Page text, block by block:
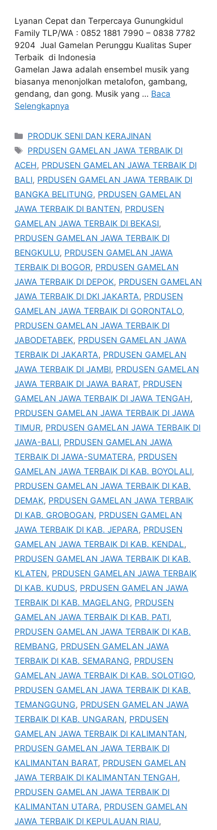
Lyanan Cepat dan Terpercaya Gunungkidul
Family TLP/WA : 0852 1881 7990 – 0838 7782
9204 Jual Gamelan Perunggu Kualitas Super
Terbaik di Indonesia
Gamelan Jawa adalah ensembel musik yang
biasanya menonjolkan metalofon, gambang,
gendang, dan gong. Musik yang … Baca
Selengkapnya
Kategori
PRODUK SENI DAN KERAJINAN
Tag
PRDUSEN GAMELAN JAWA TERBAIK DI
ACEH , PRDUSEN GAMELAN JAWA TERBAIK DI
BALI, PRDUSEN GAMELAN JAWA TERBAIK DI
BANGKA BELITUNG, PRDUSEN GAMELAN
JAWA TERBAIK DI BANTEN, PRDUSEN
GAMELAN JAWA TERBAIK DI BEKASI,
PRDUSEN GAMELAN JAWA TERBAIK DI
BENGKULU, PRDUSEN GAMELAN JAWA
TERBAIK DI BOGOR, PRDUSEN GAMELAN
JAWA TERBAIK DI DEPOK, PRDUSEN GAMELAN
JAWA TERBAIK DI DKI JAKARTA, PRDUSEN
GAMELAN JAWA TERBAIK DI GORONTALO,
PRDUSEN GAMELAN JAWA TERBAIK DI
JABODETABEK, PRDUSEN GAMELAN JAWA
TERBAIK DI JAKARTA, PRDUSEN GAMELAN
JAWA TERBAIK DI JAMBI, PRDUSEN GAMELAN
JAWA TERBAIK DI JAWA BARAT, PRDUSEN
GAMELAN JAWA TERBAIK DI JAWA TENGAH ,
PRDUSEN GAMELAN JAWA TERBAIK DI JAWA
TIMUR, PRDUSEN GAMELAN JAWA TERBAIK DI
JAWA-BALI, PRDUSEN GAMELAN JAWA
TERBAIK DI JAWA-SUMATERA, PRDUSEN
GAMELAN JAWA TERBAIK DI KAB. BOYOLALI,
PRDUSEN GAMELAN JAWA TERBAIK DI KAB.
DEMAK, PRDUSEN GAMELAN JAWA TERBAIK
DI KAB. GROBOGAN, PRDUSEN GAMELAN
JAWA TERBAIK DI KAB. JEPARA, PRDUSEN
GAMELAN JAWA TERBAIK DI KAB. KENDAL,
PRDUSEN GAMELAN JAWA TERBAIK DI KAB.
KLATEN, PRDUSEN GAMELAN JAWA TERBAIK
DI KAB. KUDUS, PRDUSEN GAMELAN JAWA
TERBAIK DI KAB. MAGELANG, PRDUSEN
GAMELAN JAWA TERBAIK DI KAB. PATI,
PRDUSEN GAMELAN JAWA TERBAIK DI KAB.
REMBANG, PRDUSEN GAMELAN JAWA
TERBAIK DI KAB. SEMARANG, PRDUSEN
GAMELAN JAWA TERBAIK DI KAB. SOLOTIGO,
PRDUSEN GAMELAN JAWA TERBAIK DI KAB.
TEMANGGUNG, PRDUSEN GAMELAN JAWA
TERBAIK DI KAB. UNGARAN, PRDUSEN
GAMELAN JAWA TERBAIK DI KALIMANTAN,
PRDUSEN GAMELAN JAWA TERBAIK DI
KALIMANTAN BARAT, PRDUSEN GAMELAN
JAWA TERBAIK DI KALIMANTAN TENGAH ,
PRDUSEN GAMELAN JAWA TERBAIK DI
KALIMANTAN UTARA, PRDUSEN GAMELAN
JAWA TERBAIK DI KEPULAUAN RIAU,